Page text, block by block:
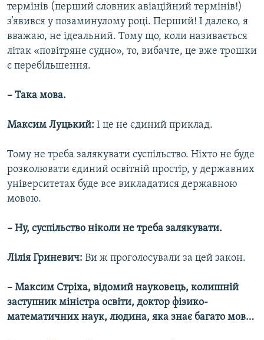
термінів (перший словник авіаційний термінів!)
з’явився у позаминулому році. Перший! І далеко, я
вважаю, не ідеальний. Тому що, коли називається
літак «повітряне судно», то, вибачте, це вже трошки
є перебільшення.
– Така мова.
Максим Луцький: І це не єдиний приклад.
Тому не треба залякувати суспільство. Ніхто не буде
розколювати єдиний освітній простір, у державних
університетах буде все викладатися державною
мовою.
– Ну, суспільство ніколи не треба залякувати.
Лілія Гриневич: Ви ж проголосували за цей закон.
– Максим Стріха, відомий науковець, колишній
заступник міністра освіти, доктор фізико-
математичних наук, людина, яка знає багато мов…